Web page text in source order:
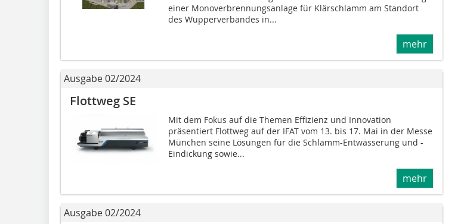
einer Monoverbrennungsanlage für Klärschlamm am Standort
des Wupperverbandes in...
mehr
Ausgabe 02/2024
Flottweg SE
Mit dem Fokus auf die Themen Effizienz und Innovation
präsentiert Flottweg auf der IFAT vom 13. bis 17. Mai in der Messe
München seine Lösungen für die Schlamm-Entwässerung und -
Eindickung sowie...
mehr
Ausgabe 02/2024